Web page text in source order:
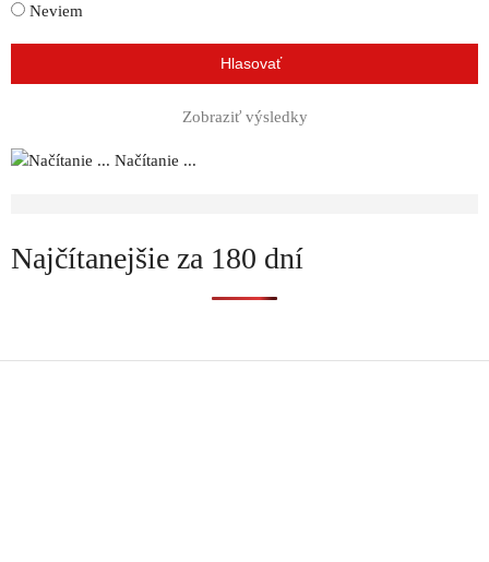
Neviem
Zobraziť výsledky
Načítanie ...
Najčítanejšie za 180 dní